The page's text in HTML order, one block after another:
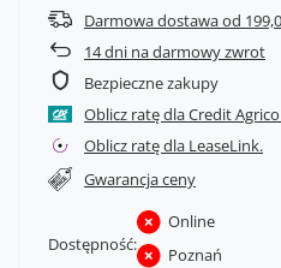
Darmowa dostawa od
14dni na darmowy zwrot
Bezpieczne zakupy
Oblicz ratę dla Credit
Oblicz ratę dla LeaseLink.
Gwarancja ceny
Dostępność:
Online
Poznań